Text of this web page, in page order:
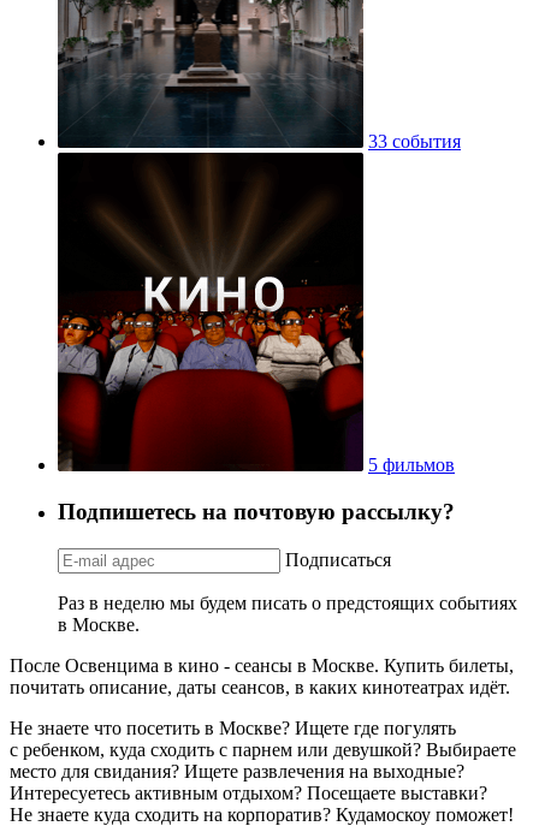
33 события
5 фильмов
Подпишетесь на почтовую рассылку?
Подписаться
Раз в неделю мы будем писать о предстоящих событиях
в Москве.
После Освенцима в кино - сеансы в Москве. Купить билеты,
почитать описание, даты сеансов, в каких кинотеатрах идёт.
Не знаете что посетить в Москве? Ищете где погулять
с ребенком, куда сходить с парнем или девушкой? Выбираете
место для свидания? Ищете развлечения на выходные?
Интересуетесь активным отдыхом? Посещаете выставки?
Не знаете куда сходить на корпоратив? Кудамоскоу поможет!